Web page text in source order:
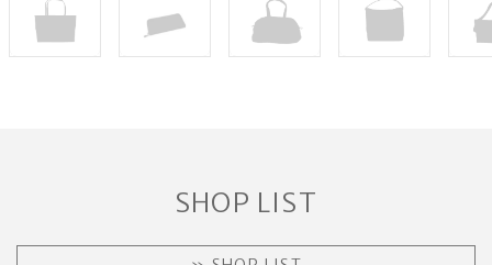
SHOP LIST